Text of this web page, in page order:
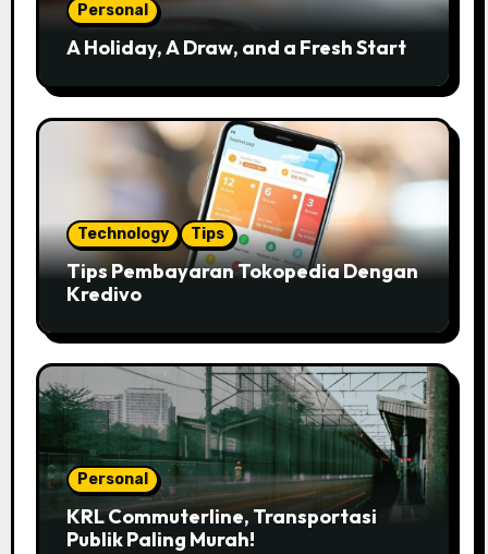
Personal
A Holiday, A Draw, and a Fresh Start
Technology Tips
Tips Pembayaran Tokopedia Dengan
Kredivo
Personal
KRL Commuterline, Transportasi
Publik Paling Murah!